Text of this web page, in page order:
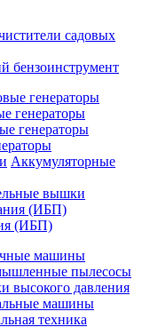
садовых
бензоинструмент
генераторы
генераторы
генераторы
Аккумуляторные
вышки
(ИБП)
машины
пылесосы
высокого давления
машины
техника